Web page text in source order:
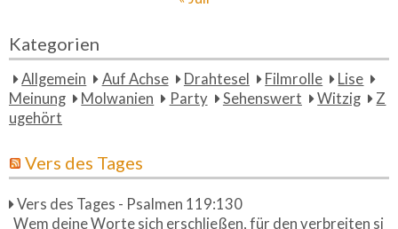
Kategorien
Allgemein Auf Achse Drahtesel Filmrolle
Lise
Meinung
Molwanien Party Sehenswert Witzig
Z
ugehört
Vers des Tages
Vers des Tages - Psalmen 119:130
Wem deine Worte sich erschließen, für den verbreiten si